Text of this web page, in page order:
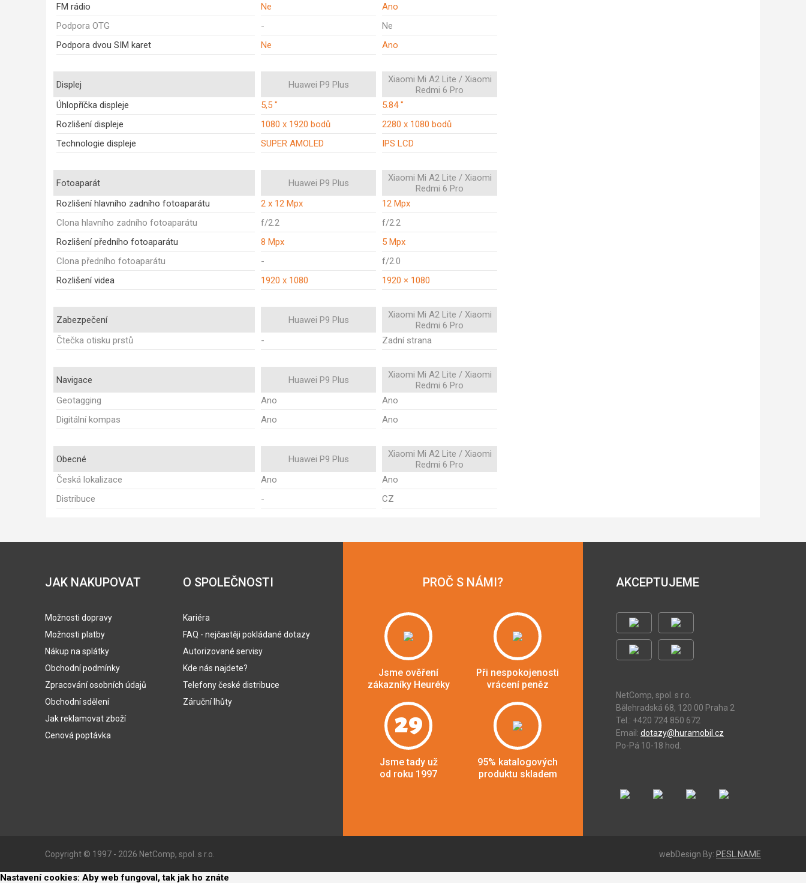
FM rádio
Ne
Ano
Podpora OTG
-
Ne
Podpora dvou SIM karet
Ne Ano
Displej Huawei P9 Plus
Xiaomi Mi A2 Lite / Xiaomi
Redmi 6 Pro
Úhlopříčka displeje
5,5 "
5.84 "
Rozlišení displeje
1080 x 1920 bodů
2280 x 1080 bodů
Technologie displeje
SUPER AMOLED IPS LCD
Fotoaparát Huawei P9 Plus
Xiaomi Mi A2 Lite / Xiaomi
Redmi 6 Pro
Rozlišení hlavního zadního fotoaparátu
2 x 12 Mpx
12 Mpx
Clona hlavního zadního fotoaparátu
f/2.2
f/2.2
Rozlišení předního fotoaparátu
8 Mpx
5 Mpx
Clona předního fotoaparátu
-
f/2.0
Rozlišení videa
1920 x 1080 1920 × 1080
Zabezpečení Huawei P9 Plus
Xiaomi Mi A2 Lite / Xiaomi
Redmi 6 Pro
Čtečka otisku prstů
- Zadní strana
Navigace Huawei P9 Plus
Xiaomi Mi A2 Lite / Xiaomi
Redmi 6 Pro
Geotagging
Ano
Ano
Digitální kompas
Ano Ano
Obecné Huawei P9 Plus
Xiaomi Mi A2 Lite / Xiaomi
Redmi 6 Pro
Česká lokalizace
Ano
Ano
Distribuce
- CZ
JAK NAKUPOVAT
Možnosti dopravy
Možnosti platby
Nákup na splátky
Obchodní podmínky
Zpracování osobních údajů
Obchodní sdělení
Jak reklamovat zboží
Cenová poptávka
O SPOLEČNOSTI
Kariéra
FAQ - nejčastěji pokládané dotazy
Autorizované servisy
Kde nás najdete?
Telefony české distribuce
Záruční lhůty
PROČ S NÁMI?
Jsme ověření
zákazníky Heuréky
Při nespokojenosti
vrácení peněz
29
Jsme tady už
od roku 1997
95% katalogových
produktu skladem
AKCEPTUJEME
NetComp, spol. s r.o.
Bělehradská 68, 120 00 Praha 2
Tel.: +420 724 850 672
Email: dotazy@huramobil.cz
Po-Pá 10-18 hod.
Copyright © 1997 - 2026 NetComp, spol. s r.o. webDesign By: PESL.NAME
Nastavení cookies: Aby web fungoval, tak jak ho znáte